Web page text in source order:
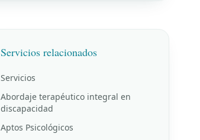
Servicios relacionados
Servicios
Abordaje terapéutico integral en
discapacidad
Aptos Psicológicos